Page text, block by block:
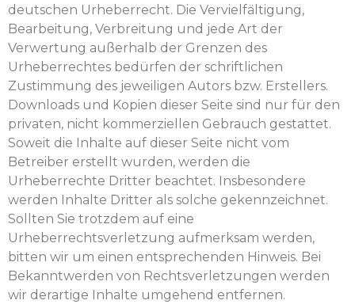
deutschen Urheberrecht. Die Vervielfältigung,
Bearbeitung, Verbreitung und jede Art der
Verwertung außerhalb der Grenzen des
Urheberrechtes bedürfen der schriftlichen
Zustimmung des jeweiligen Autors bzw. Erstellers.
Downloads und Kopien dieser Seite sind nur für den
privaten, nicht kommerziellen Gebrauch gestattet.
Soweit die Inhalte auf dieser Seite nicht vom
Betreiber erstellt wurden, werden die
Urheberrechte Dritter beachtet. Insbesondere
werden Inhalte Dritter als solche gekennzeichnet.
Sollten Sie trotzdem auf eine
Urheberrechtsverletzung aufmerksam werden,
bitten wir um einen entsprechenden Hinweis. Bei
Bekanntwerden von Rechtsverletzungen werden
wir derartige Inhalte umgehend entfernen.